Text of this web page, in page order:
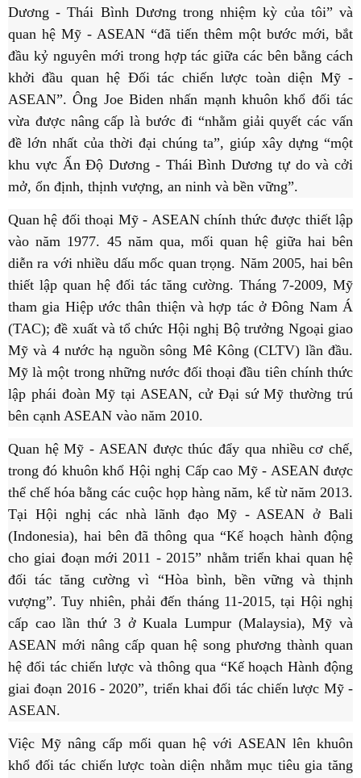
Dương - Thái Bình Dương trong nhiệm kỳ của tôi” và
quan hệ Mỹ - ASEAN “đã tiến thêm một bước mới, bắt
đầu kỷ nguyên mới trong hợp tác giữa các bên bằng cách
khởi đầu quan hệ Đối tác chiến lược toàn diện Mỹ -
ASEAN”. Ông Joe Biden nhấn mạnh khuôn khổ đối tác
vừa được nâng cấp là bước đi “nhằm giải quyết các vấn
đề lớn nhất của thời đại chúng ta”, giúp xây dựng “một
khu vực Ấn Độ Dương - Thái Bình Dương tự do và cởi
mở, ổn định, thịnh vượng, an ninh và bền vững”.
Quan hệ đối thoại Mỹ - ASEAN chính thức được thiết lập
vào năm 1977. 45 năm qua, mối quan hệ giữa hai bên
diễn ra với nhiều dấu mốc quan trọng. Năm 2005, hai bên
thiết lập quan hệ đối tác tăng cường. Tháng 7-2009, Mỹ
tham gia Hiệp ước thân thiện và hợp tác ở Đông Nam Á
(TAC); đề xuất và tổ chức Hội nghị Bộ trưởng Ngoại giao
Mỹ và 4 nước hạ nguồn sông Mê Kông (CLTV) lần đầu.
Mỹ là một trong những nước đối thoại đầu tiên chính thức
lập phái đoàn Mỹ tại ASEAN, cử Đại sứ Mỹ thường trú
bên cạnh ASEAN vào năm 2010.
Quan hệ Mỹ - ASEAN được thúc đẩy qua nhiều cơ chế,
trong đó khuôn khổ Hội nghị Cấp cao Mỹ - ASEAN được
thể chế hóa bằng các cuộc họp hàng năm, kể từ năm 2013.
Tại Hội nghị các nhà lãnh đạo Mỹ - ASEAN ở Bali
(Indonesia), hai bên đã thông qua “Kế hoạch hành động
cho giai đoạn mới 2011 - 2015” nhằm triển khai quan hệ
đối tác tăng cường vì “Hòa bình, bền vững và thịnh
vượng”. Tuy nhiên, phải đến tháng 11-2015, tại Hội nghị
cấp cao lần thứ 3 ở Kuala Lumpur (Malaysia), Mỹ và
ASEAN mới nâng cấp quan hệ song phương thành quan
hệ đối tác chiến lược và thông qua “Kế hoạch Hành động
giai đoạn 2016 - 2020”, triển khai đối tác chiến lược Mỹ -
ASEAN.
Việc Mỹ nâng cấp mối quan hệ với ASEAN lên khuôn
khổ đối tác chiến lược toàn diện nhằm mục tiêu gia tăng